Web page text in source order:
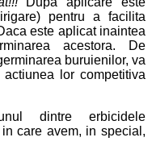
pentru a facilita
este aplicat inaintea
acestora.
De
buruienilor, va
lor competitiva
dintre erbicidele
care avem, in special,